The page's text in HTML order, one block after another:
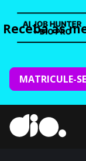
Receba as
MATRICULE-